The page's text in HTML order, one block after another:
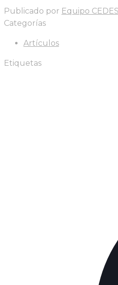
Publicado por Equipo
Categorías
Artículos
Etiquetas